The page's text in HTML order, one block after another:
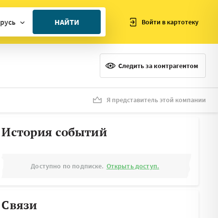
НАЙТИ Войти в картотеку
Следить за контрагентом
Я представитель этой компании
История событий
Доступно по подписке. Открыть доступ.
Связи